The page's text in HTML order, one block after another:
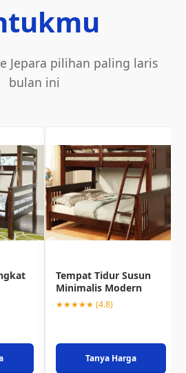
Jepara pilihan paling laris
bulan ini
Tempat Tidur Susun
Minimalis Modern
★★★★★ (4.8)
Tanya Harga